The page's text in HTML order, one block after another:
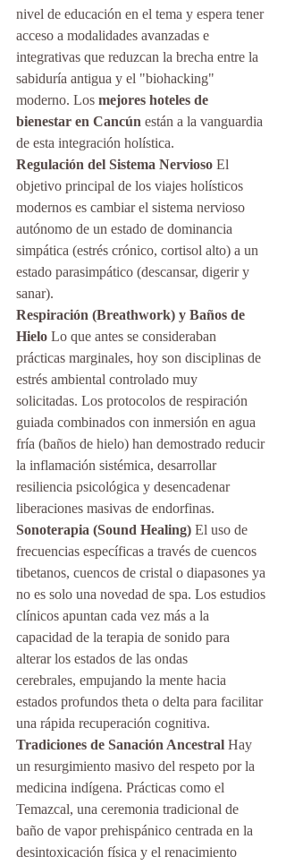
nivel de educación en el tema y espera tener
acceso a modalidades avanzadas e
integrativas que reduzcan la brecha entre la
sabiduría antigua y el "biohacking"
moderno. Los mejores hoteles de
bienestar en Cancún están a la vanguardia
de esta integración holística.
Regulación del Sistema Nervioso El
objetivo principal de los viajes holísticos
modernos es cambiar el sistema nervioso
autónomo de un estado de dominancia
simpática (estrés crónico, cortisol alto) a un
estado parasimpático (descansar, digerir y
sanar).
Respiración (Breathwork) y Baños de
Hielo Lo que antes se consideraban
prácticas marginales, hoy son disciplinas de
estrés ambiental controlado muy
solicitadas. Los protocolos de respiración
guiada combinados con inmersión en agua
fría (baños de hielo) han demostrado reducir
la inflamación sistémica, desarrollar
resiliencia psicológica y desencadenar
liberaciones masivas de endorfinas.
Sonoterapia (Sound Healing) El uso de
frecuencias específicas a través de cuencos
tibetanos, cuencos de cristal o diapasones ya
no es solo una novedad de spa. Los estudios
clínicos apuntan cada vez más a la
capacidad de la terapia de sonido para
alterar los estados de las ondas
cerebrales, empujando la mente hacia
estados profundos theta o delta para facilitar
una rápida recuperación cognitiva.
Tradiciones de Sanación Ancestral Hay
un resurgimiento masivo del respeto por la
medicina indígena. Prácticas como el
Temazcal, una ceremonia tradicional de
baño de vapor prehispánico centrada en la
desintoxicación física y el renacimiento